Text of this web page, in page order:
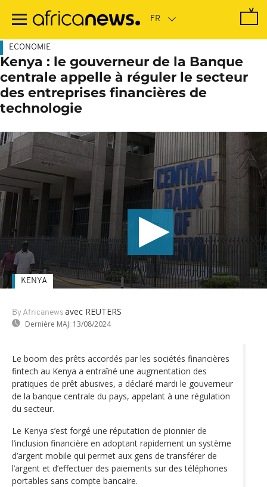
contenu
ECONOMIE
Kenya : le gouverneur de la Banque
centrale appelle à réguler le secteur
des entreprises financières de
technologie
By Africanews avec REUTERS
Dernière MAJ: 13/08/2024
KENYA
Le boom des prêts accordés par les sociétés financières
fintech au Kenya a entraîné une augmentation des
pratiques de prêt abusives, a déclaré mardi le gouverneur
de la banque centrale du pays, appelant à une régulation
du secteur.
Le Kenya s’est forgé une réputation de pionnier de
l’inclusion financière en adoptant rapidement un système
d’argent mobile qui permet aux gens de transférer de
l’argent et d’effectuer des paiements sur des téléphones
portables sans compte bancaire.